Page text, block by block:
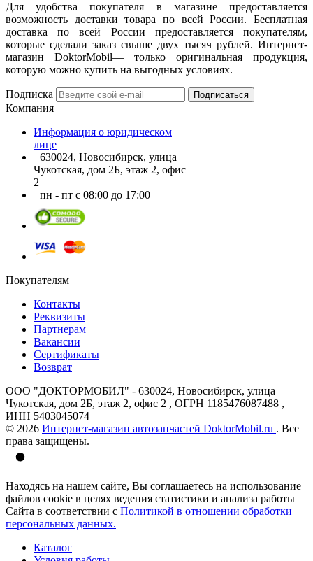
Для удобства покупателя в магазине предоставляется
возможность доставки товара по всей России. Бесплатная
доставка по всей России предоставляется покупателям,
которые сделали заказ свыше двух тысяч рублей. Интернет-
магазин DoktorMobil— только оригинальная продукция,
которую можно купить на выгодных условиях.
Подписка Подписаться
Компания
Информация о юридическом
лице
630024, Новосибирск, улица
Чукотская, дом 2Б, этаж 2, офис
2
пн - пт с 08:00 до 17:00
Покупателям
Контакты
Реквизиты
Партнерам
Вакансии
Сертификаты
Возврат
ООО "ДОКТОРМОБИЛ" - 630024, Новосибирск, улица
Чукотская, дом 2Б, этаж 2, офис 2 , ОГРН 1185476087488 ,
ИНН 5403045074
© 2026 Интернет-магазин автозапчастей DoktorMobil.ru . Все
права защищены.
Находясь на нашем сайте, Вы соглашаетесь на использование
файлов cookie в целях ведения статистики и анализа работы
Сайта в соответствии с Политикой в отношении обработки
персональных данных.
Каталог